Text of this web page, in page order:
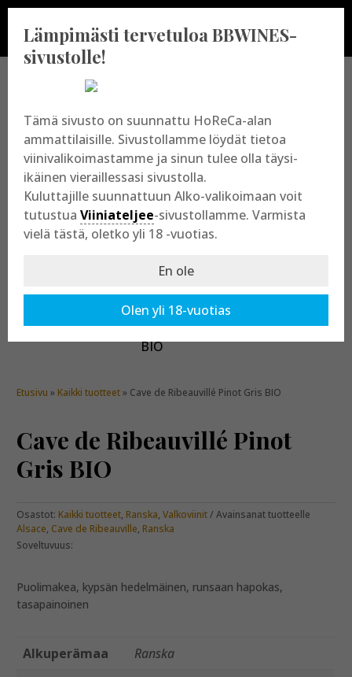
BBWINES OY
Vajossuonkatu 10
20360 Turku
y-tunnus: 2009865-8
Etusivu » Kaikki tuotteet» Cave de Ribeauvillé Pinot Gris BIO
Cave de Ribeauvillé Pinot
Gris BIO
Osastot: Kaikki tuotteet, Ranska,Valkoviinit
Avainsanat tuotteelle
Alsace, Cave de Ribeauville, Ranska
Soveltuvuus:
Puolimakea, kypsän hedelmäinen, runsaan hapokas,
tasapainoinen
Alkuperämaa
Ranska
Lämpimästi tervetuloa BBWINES-
sivustolle!
Tämä sivusto on suunnattu HoReCa-alan
ammattilaisille. Sivustollamme löydät tietoa
viinivalikoimastamme ja sinun tulee olla täysi-
ikäinen vieraillessasi sivustolla.
Kuluttajille suunnattuun Alko-valikoimaan voit
tutustua Viiniateljee-sivustollamme. Varmista
vielä tästä, oletko yli 18 -vuotias.
En ole
Olen yli 18-vuotias